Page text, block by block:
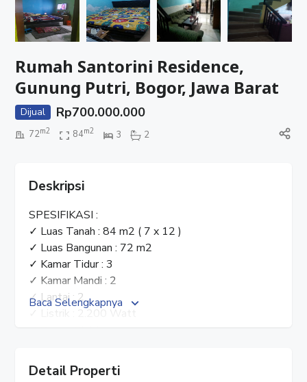
Rumah Santorini Residence,
Gunung Putri, Bogor, Jawa Barat
Dijual Rp700.000.000
72m2 84m2 3 2
Deskripsi
SPESIFIKASI :
✓ Luas Tanah : 84 m2 ( 7 x 12 )
✓ Luas Bangunan : 72 m2
✓ Kamar Tidur : 3
✓ Kamar Mandi : 2
✓ Lantai : 2
✓ Listrik : 2.200 Watt
✓ Harga : Rp. 700 JT
Baca Selengkapnya
Detail Properti